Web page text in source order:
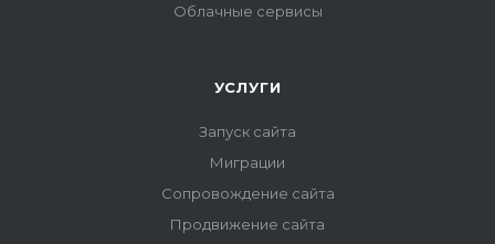
Облачные сервисы
УСЛУГИ
Запуск сайта
Миграции
Сопровождение сайта
Продвижение сайта